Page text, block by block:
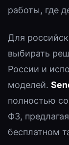
работы, где
Для
выбирать
России и
моделей.
полностью
ФЗ,
бесплатном